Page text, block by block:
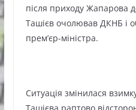
після приходу Жапарова
Ташієв очолював ДКНБ і
прем’єр-міністра.
Ситуація змінилася